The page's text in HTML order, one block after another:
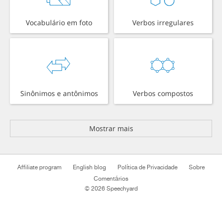
Vocabulário em foto Verbos irregulares
Sinônimos e antônimos Verbos compostos
Mostrar mais
Affiliate program English blog Política de Privacidade
Sobre
Comentários
© 2026 Speechyard